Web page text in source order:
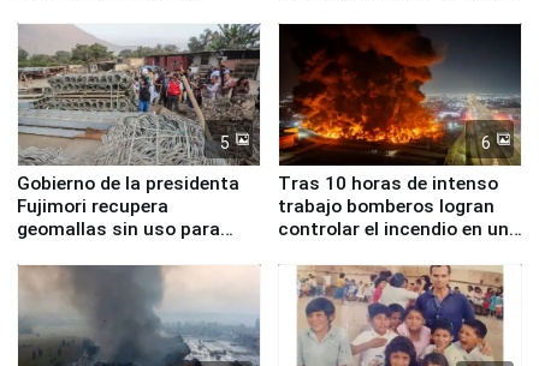
5
Gobierno de la presidenta
Fujimori recupera
geomallas sin uso para
Fenómeno El Niño
6
Tras 10 horas de intenso
trabajo bomberos logran
controlar el incendio en una
de Chile